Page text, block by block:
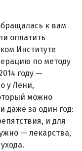
к вам
оплатить
Институте
по методу
году —
у Лени,
можно
даже за один год:
и для
— лекарства,